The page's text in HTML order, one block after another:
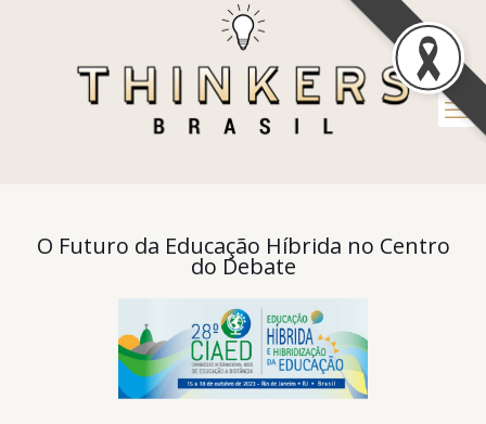
O Futuro da Educação Híbrida no Centro
do Debate